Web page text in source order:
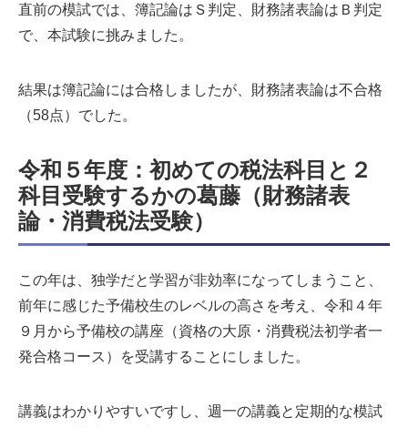
直前の模試では、簿記論はＳ判定、財務諸表論はＢ判定
で、本試験に挑みました。
結果は簿記論には合格しましたが、財務諸表論は不合格
（58点）でした。
令和５年度：初めての税法科目と ２
科目受験するかの葛藤（財務諸表
論・消費税法受験）
この年は、独学だと学習が非効率になってしまうこと、
前年に感じた予備校生のレベルの高さを考え、令和４年
９月から予備校の講座（資格の大原・消費税法初学者一
発合格コース）を受講することにしました。
講義はわかりやすいですし、週一の講義と定期的な模試